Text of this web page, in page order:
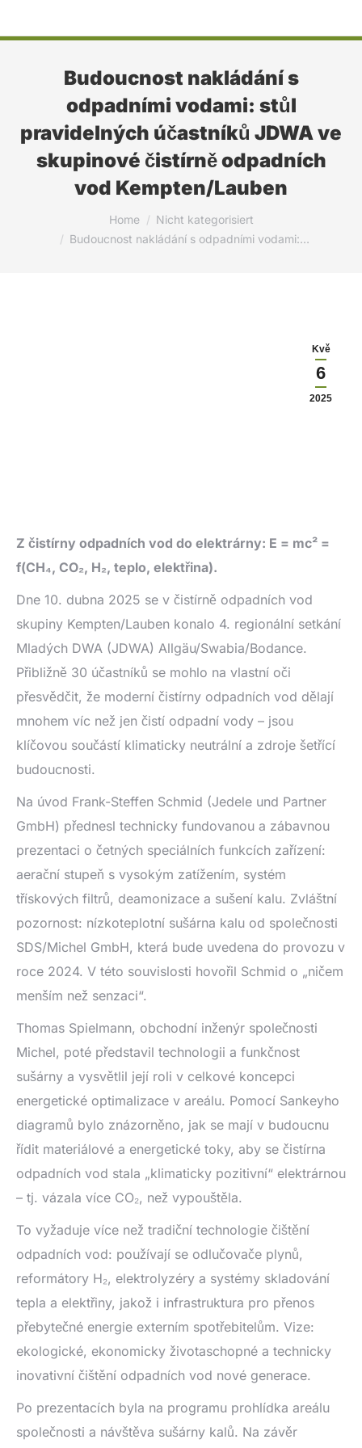
Budoucnost nakládání s
odpadními vodami: stůl
pravidelných účastníků JDWA ve
skupinové čistírně odpadních
vod Kempten/Lauben
Home
Nicht kategorisiert
Budoucnost nakládání s odpadními vodami:…
Kvě
6
2025
Z čistírny odpadních vod do elektrárny: E = mc² =
f(CH₄, CO₂, H₂, teplo, elektřina).
Dne 10. dubna 2025 se v čistírně odpadních vod
skupiny Kempten/Lauben konalo 4. regionální setkání
Mladých DWA (JDWA) Allgäu/Swabia/Bodance.
Přibližně 30 účastníků se mohlo na vlastní oči
přesvědčit, že moderní čistírny odpadních vod dělají
mnohem víc než jen čistí odpadní vody – jsou
klíčovou součástí klimaticky neutrální a zdroje šetřící
budoucnosti.
Na úvod Frank-Steffen Schmid (Jedele und Partner
GmbH) přednesl technicky fundovanou a zábavnou
prezentaci o četných speciálních funkcích zařízení:
aerační stupeň s vysokým zatížením, systém
třískových filtrů, deamonizace a sušení kalu. Zvláštní
pozornost: nízkoteplotní sušárna kalu od společnosti
SDS/Michel GmbH, která bude uvedena do provozu v
roce 2024. V této souvislosti hovořil Schmid o „ničem
menším než senzaci“.
Thomas Spielmann, obchodní inženýr společnosti
Michel, poté představil technologii a funkčnost
sušárny a vysvětlil její roli v celkové koncepci
energetické optimalizace v areálu. Pomocí Sankeyho
diagramů bylo znázorněno, jak se mají v budoucnu
řídit materiálové a energetické toky, aby se čistírna
odpadních vod stala „klimaticky pozitivní“ elektrárnou
– tj. vázala více CO₂, než vypouštěla.
To vyžaduje více než tradiční technologie čištění
odpadních vod: používají se odlučovače plynů,
reformátory H₂, elektrolyzéry a systémy skladování
tepla a elektřiny, jakož i infrastruktura pro přenos
přebytečné energie externím spotřebitelům. Vize:
ekologické, ekonomicky životaschopné a technicky
inovativní čištění odpadních vod nové generace.
Po prezentacích byla na programu prohlídka areálu
společnosti a návštěva sušárny kalů. Na závěr